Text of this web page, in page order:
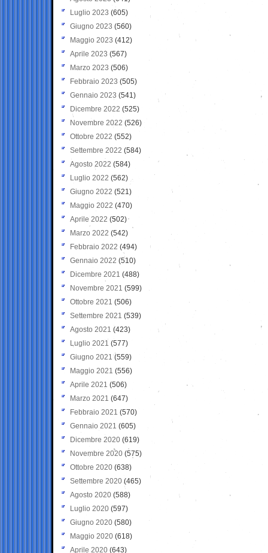
Luglio 2023 (605)
Giugno 2023 (560)
Maggio 2023 (412)
Aprile 2023 (567)
Marzo 2023 (506)
Febbraio 2023 (505)
Gennaio 2023 (541)
Dicembre 2022 (525)
Novembre 2022 (526)
Ottobre 2022 (552)
Settembre 2022 (584)
Agosto 2022 (584)
Luglio 2022 (562)
Giugno 2022 (521)
Maggio 2022 (470)
Aprile 2022 (502)
Marzo 2022 (542)
Febbraio 2022 (494)
Gennaio 2022 (510)
Dicembre 2021 (488)
Novembre 2021 (599)
Ottobre 2021 (506)
Settembre 2021 (539)
Agosto 2021 (423)
Luglio 2021 (577)
Giugno 2021(559)
Maggio 2021 (556)
Aprile 2021 (506)
Marzo 2021 (647)
Febbraio 2021 (570)
Gennaio 2021 (605)
Dicembre 2020 (619)
Novembre 2020 (575)
Ottobre 2020 (638)
Settembre 2020(465)
Agosto 2020 (588)
Luglio 2020 (597)
Giugno 2020 (580)
Maggio 2020 (618)
Aprile 2020 (643)